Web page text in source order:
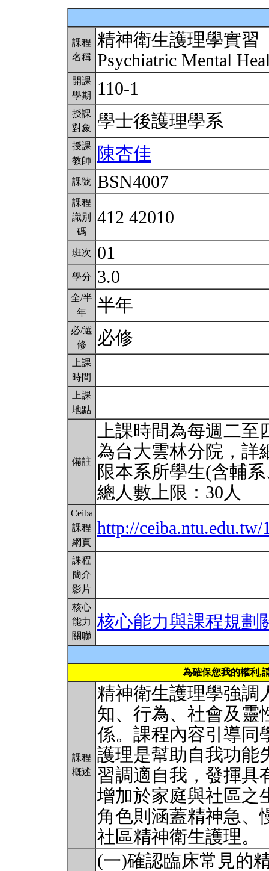
課程
名稱
精神衛生護理學實習
Psychiatric Mental
開課
學期
110-1
授課
對象
學士後護理學系
授課
教師
陳杏佳
課號 BSN4007
課程
識別
碼
412 42010
班次 01
學分 3.0
全/半
年
半年
必/選
修
必修
上課
時間
上課
地點
備註
上課時間為每週二至
為台大雲林分院，詳
限本系所學生(含輔
總人數上限：30人
Ceiba
課程
網頁
http://
課程
簡介
影片
核心
能力
關聯
核心能力與課程規劃
為確保您我的權利,
課程
概述
精神衛生護理學強調
知、行為、社會及靈
係。課程內容引導同
護理是幫助自我功能
習調適自我，發揮具
增加於家庭與社區之
角色則涵蓋精神急、
社區精神衛生護理。
(一)確認臨床常見的